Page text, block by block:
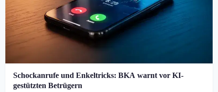
Schockanrufe und Enkeltricks: BKA warnt vor KI-
gestützten Betrügern